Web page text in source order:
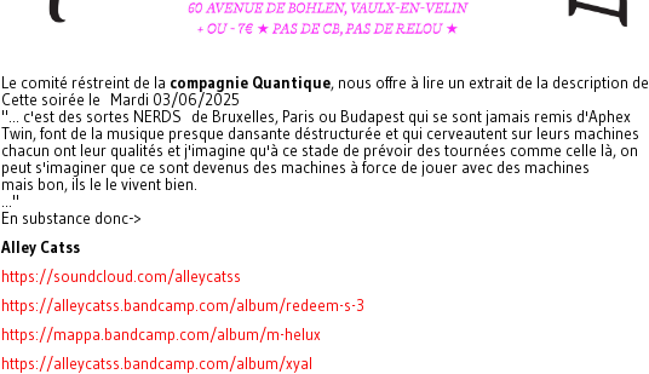
Le comité réstreint de la compagnie Quantique, nous offre à lire un extrait de la description de
Cette soirée le Mardi 03/06/2025
"... c'est des sortes NERDS de Bruxelles, Paris ou Budapest qui se sont jamais remis d'Aphex
Twin, font de la musique presque dansante déstructurée et qui cerveautent sur leurs machines
chacun ont leur qualités et j'imagine qu'à ce stade de prévoir des tournées comme celle là, on
peut s'imaginer que ce sont devenus des machines à force de jouer avec des machines
mais bon, ils le le vivent bien.
..."
En substance donc->
Alley Catss
https://soundcloud.com/alleycatss
https://alleycatss.bandcamp.com/album/redeem-s-3
https://mappa.bandcamp.com/album/m-helux
https://alleycatss.bandcamp.com/album/xyal